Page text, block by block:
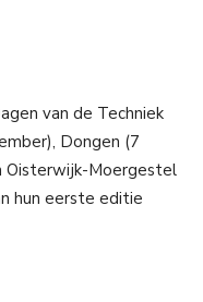
van de Techniek
Dongen (7
Oisterwijk-Moergestel
hun eerste editie